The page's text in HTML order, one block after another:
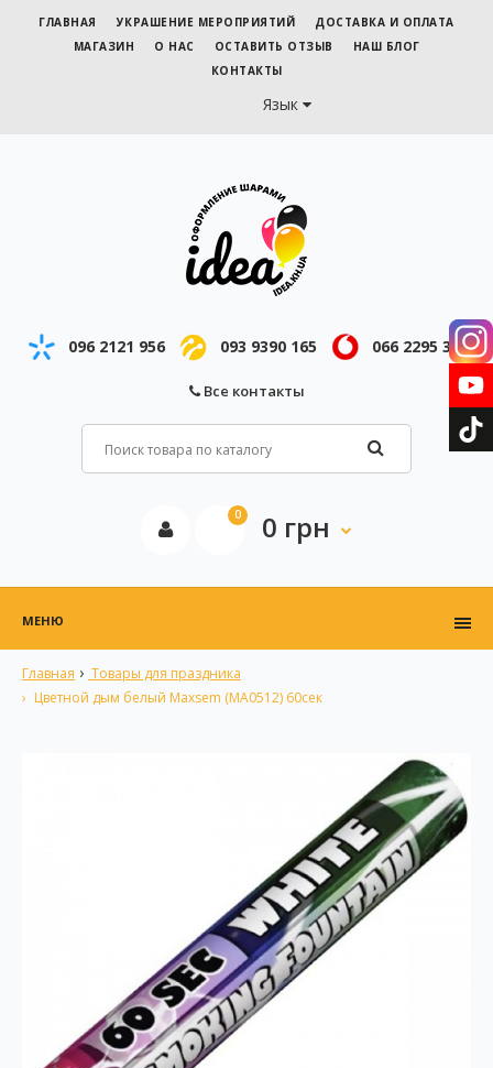
ГЛАВНАЯ УКРАШЕНИЕ МЕРОПРИЯТИЙ
ДОСТАВКА И ОПЛАТА
МАГАЗИН
О НАС ОСТАВИТЬ ОТЗЫВ
НАШ БЛОГ
КОНТАКТЫ
Язык
096 2121 956 093 9390 165 066 2295 343
Все контакты
0 0 грн
МЕНЮ
Главная
Товары для праздника
Цветной дым белый Maxsem (MA0512) 60сек